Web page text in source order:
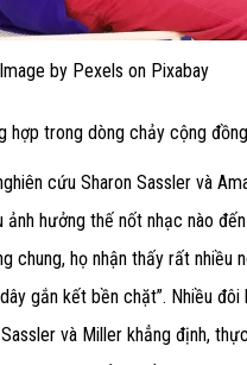
by Pexels on Pixabay
hợp trong dòng chảy cộng đồng
cứu Sharon Sassler và
ảnh hưởng thế nốt nhạc nào
chung, họ nhận thấy rất nhiều
gắn kết bền chặt”. Nhiều
và Miller khẳng định,